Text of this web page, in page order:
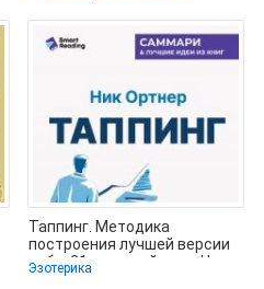
Таппинг. Методика
построения лучшей версии
себя. 21-дневный курс. Ник
Ортнер.
Эзотерика